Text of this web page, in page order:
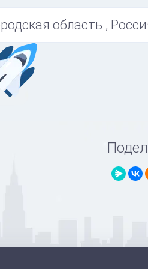
область ,